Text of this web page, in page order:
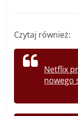
Czytaj również:
Netflix
nowego